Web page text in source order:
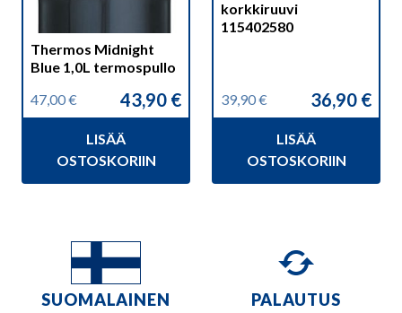
Thermos Midnight
Blue 1,0L termospullo
47,00€
Alkuperäinen
47,00 €.
43,90 €
Nykyinen
43,90 €.
LISÄÄ
OSTOSKORIIN
korkkiruuvi
115402580
39,90€
Alkuperäinen
39,90 €.
36,90 €
Nykyinen
36,90 €.
LISÄÄ
OSTOSKORIIN
SUOMALAINEN PALAUTUS